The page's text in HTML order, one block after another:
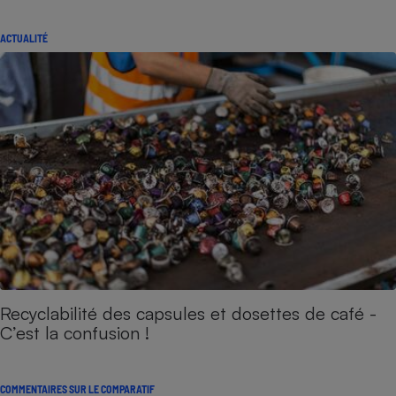
ACTUALITÉ
Recyclabilité des capsules et dosettes de café -
C’est la confusion !
COMMENTAIRES SUR LE COMPARATIF